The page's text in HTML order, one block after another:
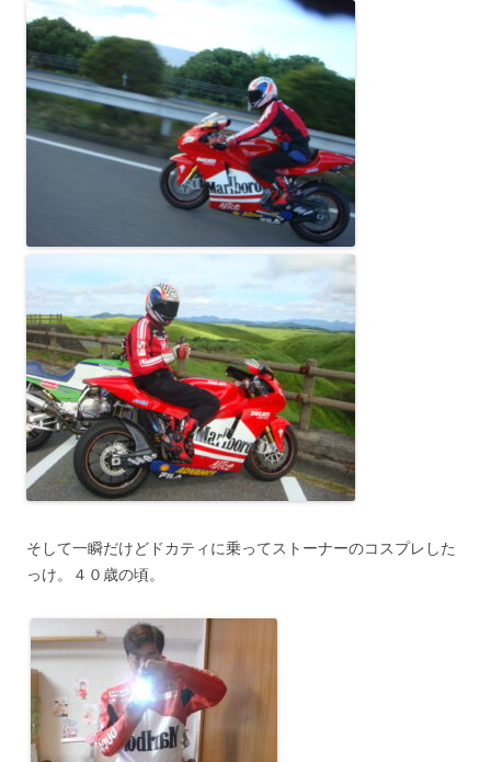
そして一瞬だけどドカティに乗ってストーナーのコスプレした
っけ。４０歳の頃。